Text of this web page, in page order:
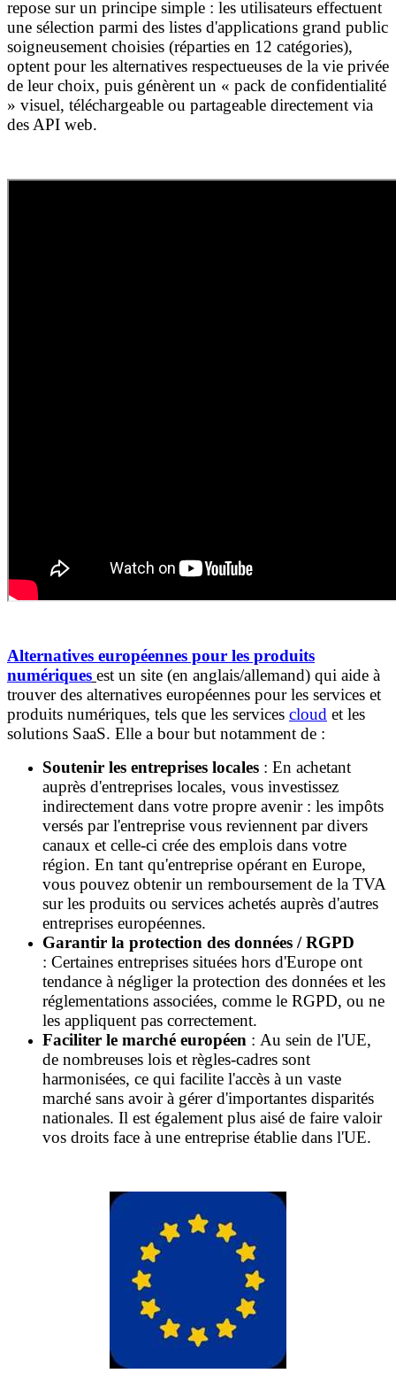
repose sur un principe simple : les utilisateurs effectuent
une sélection parmi des listes d'applications grand public
soigneusement choisies (réparties en 12 catégories),
optent pour les alternatives respectueuses de la vie privée
de leur choix, puis génèrent un « pack de confidentialité
» visuel, téléchargeable ou partageable directement via
des API web.
Alternatives européennes pour les produits
numériques est un site (en anglais/allemand) qui aide à
trouver des alternatives européennes pour les services et
produits numériques, tels que les services cloud et les
solutions SaaS. Elle a bour but notamment de :
Soutenir les entreprises locales : En achetant
auprès d'entreprises locales, vous investissez
indirectement dans votre propre avenir : les impôts
versés par l'entreprise vous reviennent par divers
canaux et celle-ci crée des emplois dans votre
région. En tant qu'entreprise opérant en Europe,
vous pouvez obtenir un remboursement de la TVA
sur les produits ou services achetés auprès d'autres
entreprises européennes.
Garantir la protection des données / RGPD
: Certaines entreprises situées hors d'Europe ont
tendance à négliger la protection des données et les
réglementations associées, comme le RGPD, ou ne
les appliquent pas correctement.
Faciliter le marché européen : Au sein de l'UE,
de nombreuses lois et règles-cadres sont
harmonisées, ce qui facilite l'accès à un vaste
marché sans avoir à gérer d'importantes disparités
nationales. Il est également plus aisé de faire valoir
vos droits face à une entreprise établie dans l'UE.